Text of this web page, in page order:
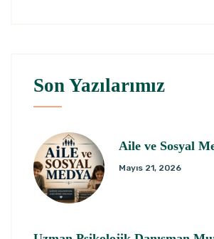
Son Yazılarımız
Aile ve Sosyal
Mayıs 21, 2026